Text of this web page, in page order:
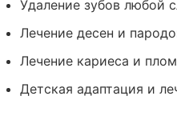
Удаление зубов любой
Лечение десен и
Лечение кариеса и
Детская адаптация и